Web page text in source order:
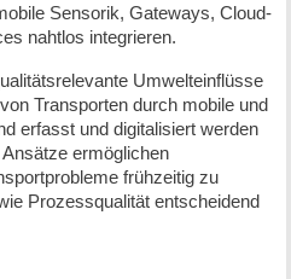
Sensorik, Gateways, Cloud-
nahtlos integrieren.
Umwelteinflüsse
Transporten durch mobile und
erfasst und digitalisiert werden
ermöglichen
frühzeitig zu
Prozessqualität entscheidend